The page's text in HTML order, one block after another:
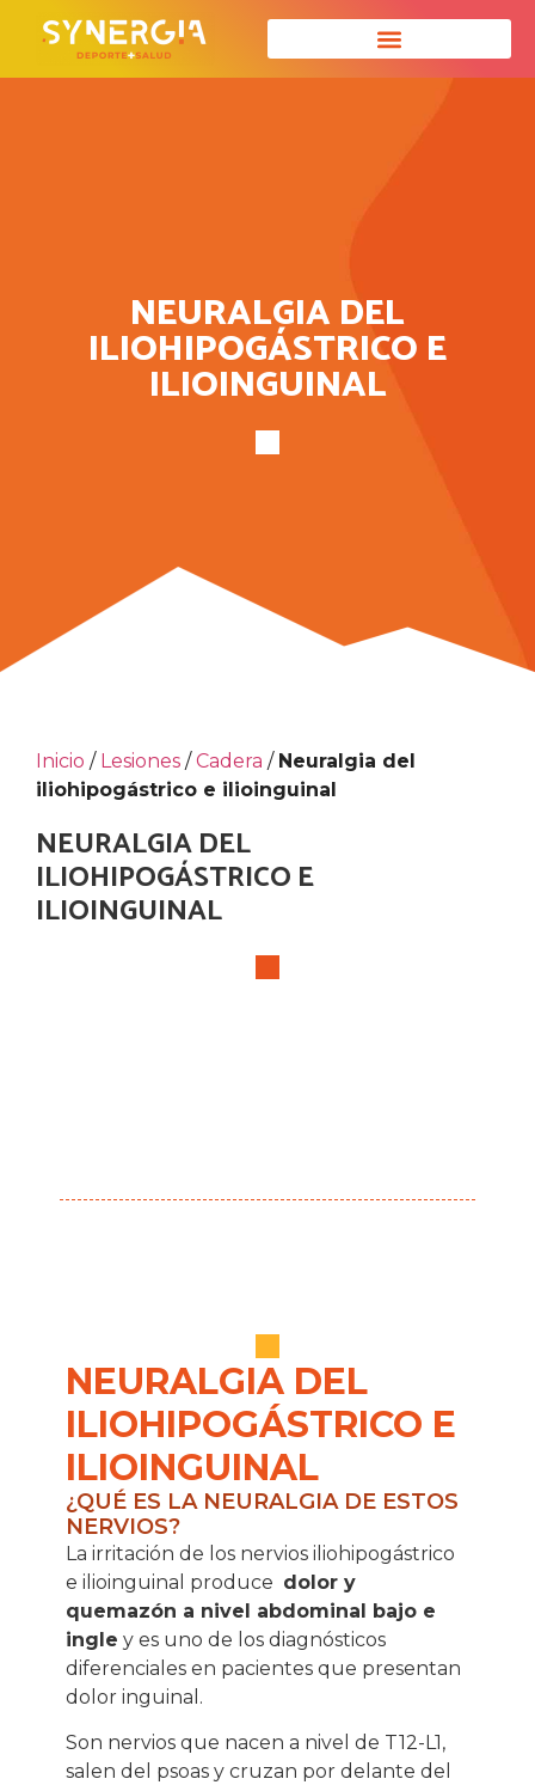
NEURALGIA DEL
ILIOHIPOGÁSTRICO E
ILIOINGUINAL
Inicio / Lesiones /Cadera / Neuralgia del
iliohipogástrico e ilioinguinal
NEURALGIA DEL
ILIOHIPOGÁSTRICO E
ILIOINGUINAL
NEURALGIA DEL
ILIOHIPOGÁSTRICO E
ILIOINGUINAL
¿QUÉ ES LA NEURALGIA DE ESTOS
NERVIOS?
La irritación de los nervios iliohipogástrico
e ilioinguinal produce dolor y
quemazón a nivel abdominal bajo e
ingle y es uno de los diagnósticos
diferenciales en pacientes que presentan
dolor inguinal.
Son nervios que nacen a nivel de T12-L1,
salen del psoas y cruzan por delante del